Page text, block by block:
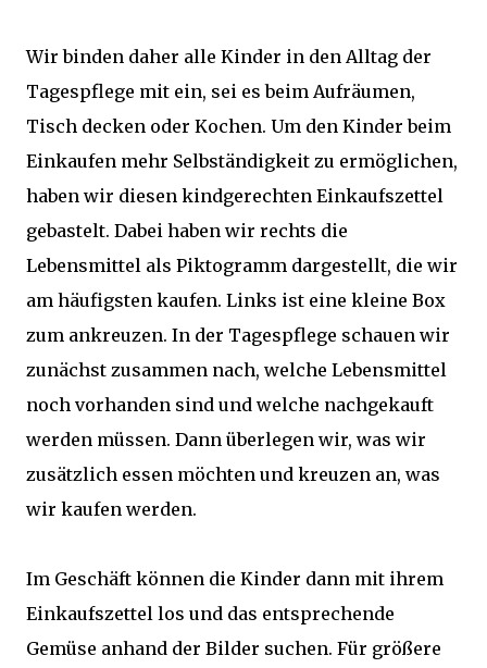
Wir binden daher alle Kinder in den Alltag der
Tagespflege mit ein, sei es beim Aufräumen,
Tisch decken oder Kochen. Um den Kinder beim
Einkaufen mehr Selbständigkeit zu ermöglichen,
haben wir diesen kindgerechten Einkaufszettel
gebastelt. Dabei haben wir rechts die
Lebensmittel als Piktogramm dargestellt, die wir
am häufigsten kaufen. Links ist eine kleine Box
zum ankreuzen. In der Tagespflege schauen wir
zunächst zusammen nach, welche Lebensmittel
noch vorhanden sind und welche nachgekauft
werden müssen. Dann überlegen wir, was wir
zusätzlich essen möchten und kreuzen an, was
wir kaufen werden.
Im Geschäft können die Kinder dann mit ihrem
Einkaufszettel los und das entsprechende
Gemüse anhand der Bilder suchen. Für größere